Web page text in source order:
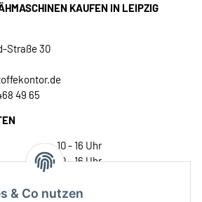
& Co nutzen
KAUFEN IN LEIPZIG
Straße 30
49 65
10 - 16 Uhr
10 - 16 Uhr
10 - 18 Uhr